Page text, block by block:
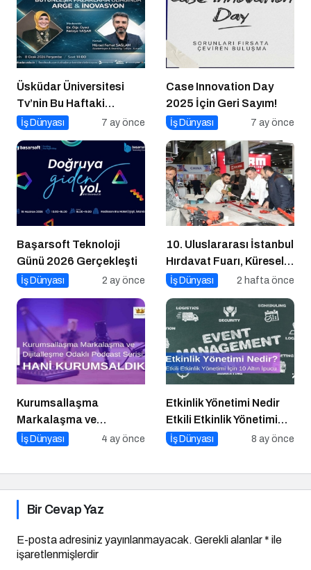
Üsküdar Üniversitesi
Tv’nin Bu Haftaki
Konuğu Mürsel Ferhat
İş Dünyası 7 ay önce
Case Innovation Day
2025 İçin Geri Sayım!
İş Dünyası 7 ay önce
Başarsoft Teknoloji
Günü 2026 Gerçekleşti
İş Dünyası 2 ay önce
10. Uluslararası İstanbul
Hırdavat Fuarı, Küresel
Ticaretin Yeni Merkezi
İş Dünyası 2 hafta önce
Kurumsallaşma
Markalaşma ve
Dijitalleşme Odaklı
İş Dünyası 4 ay önce
Etkinlik Yönetimi Nedir
Etkili Etkinlik Yönetimi
İçin 10 Altın İpucu
İş Dünyası 8 ay önce
Bir Cevap Yaz
E-posta adresiniz yayınlanmayacak. Gerekli alanlar* ile
işaretlenmişlerdir